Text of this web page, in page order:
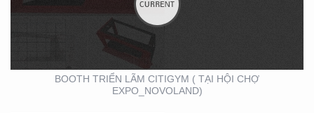
BOOTH TRIỂN LÃM CITIGYM ( TẠI HỘI CHỢ
EXPO_NOVOLAND)
VẤN THIẾT KẾ THI
CÔNG GIAN HÀNG
TRIỂN LÃM